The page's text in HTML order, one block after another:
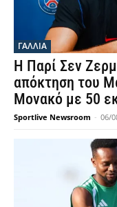
ΓΑΛΛΙΑ
Η Παρί Σεν
απόκτηση του
Μονακό με 50
Sportlive Newsroom - 06/